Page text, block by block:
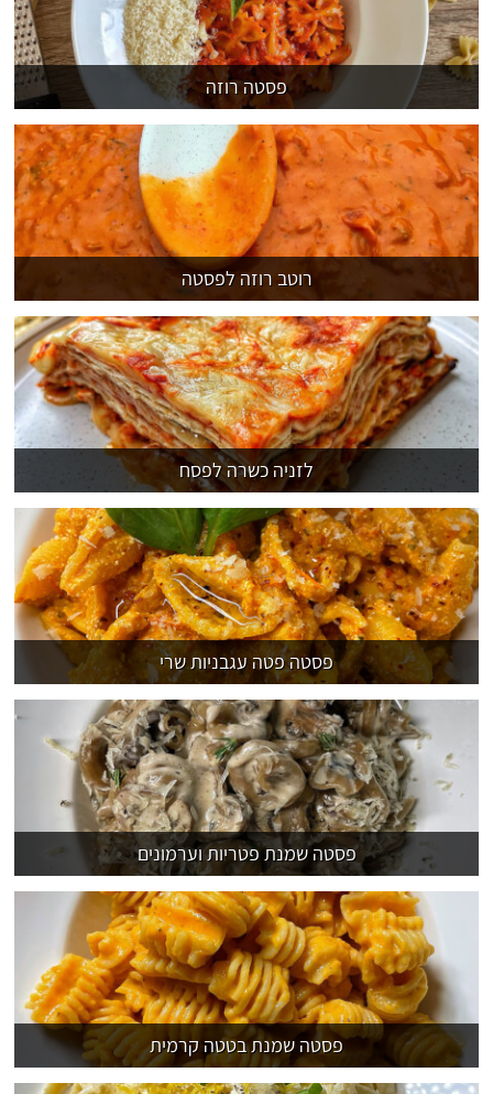
פסטה רוזה
רוטב רוזה לפסטה
לזניה כשרה לפסח
פסטה פטה עגבניות שרי
פסטה שמנת פטריות וערמונים
פסטה שמנת בטטה קרמית